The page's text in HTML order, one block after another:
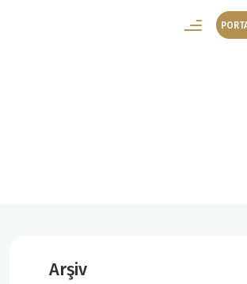
Arşiv